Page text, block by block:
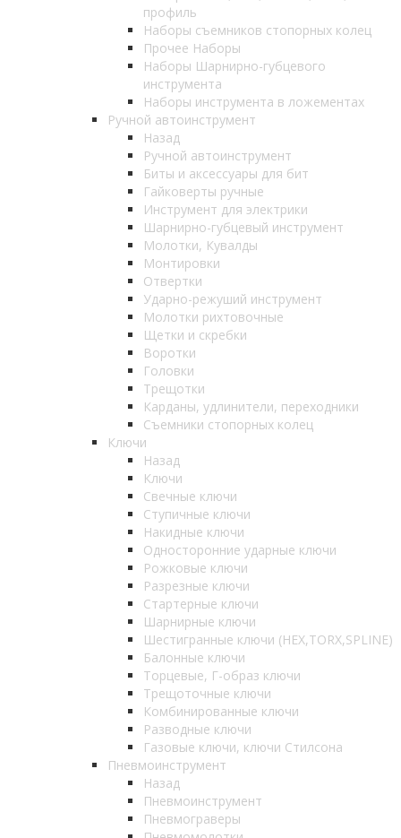
профиль
Наборы съемников стопорных колец
Прочее Наборы
Наборы Шарнирно-губцевого
инструмента
Наборы инструмента в ложементах
Ручной автоинструмент
Назад
Ручной автоинструмент
Биты и аксессуары для бит
Гайковерты ручные
Инструмент для электрики
Шарнирно-губцевый инструмент
Молотки, Кувалды
Монтировки
Отвертки
Ударно-режуший инструмент
Молотки рихтовочные
Щетки и скребки
Воротки
Головки
Трещотки
Карданы, удлинители, переходники
Съемники стопорных колец
Ключи
Назад
Ключи
Свечные ключи
Ступичные ключи
Накидные ключи
Односторонние ударные ключи
Рожковые ключи
Разрезные ключи
Стартерные ключи
Шарнирные ключи
Шестигранные ключи (HEX,TORX,SPLINE)
Балонные ключи
Торцевые, Г-образ ключи
Трещоточные ключи
Комбинированные ключи
Разводные ключи
Газовые ключи, ключи Стилсона
Пневмоинструмент
Назад
Пневмоинструмент
Пневмограверы